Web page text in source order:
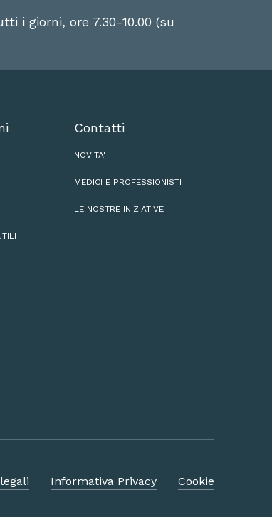
i giorni, ore 7.30-10.00 (su
Contatti
NOVITA'
MEDICI E PROFESSIONISTI
LE NOSTRE INIZIATIVE
Informativa Privacy Cookie